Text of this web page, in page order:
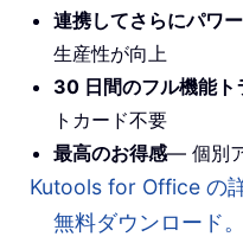
連携してさらにパワ
生産性が向上
30 日間のフル機能ト
トカード不要
最高のお得感— 個別
Kutools for Office の
無料ダウンロード。